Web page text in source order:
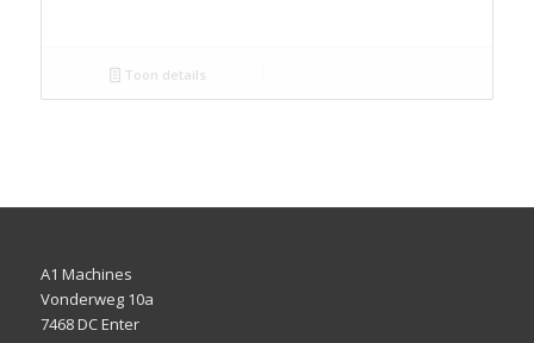
Toon details
A1 Machines
Vonderweg 10a
7468 DC Enter